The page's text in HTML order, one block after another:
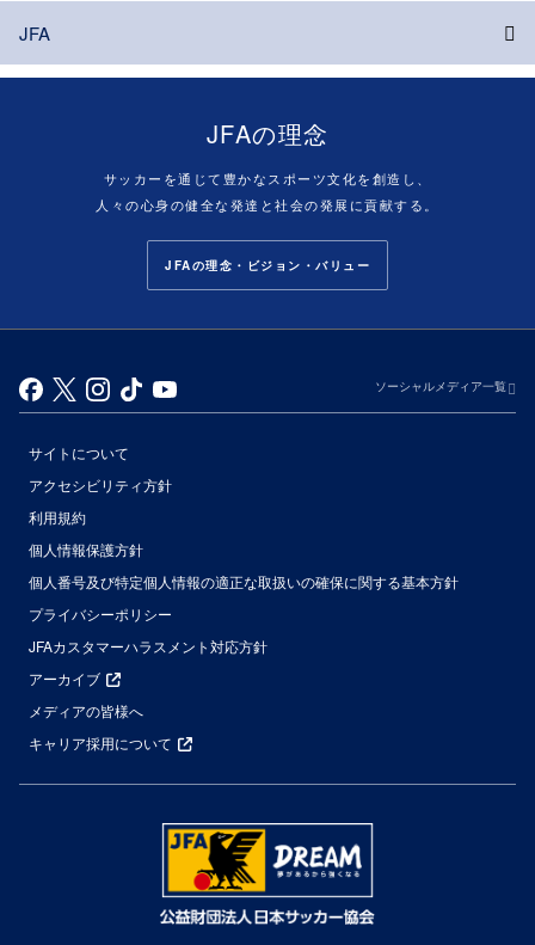
JFA
JFAの理念
サッカーを通じて豊かなスポーツ文化を創造し、
人々の心身の健全な発達と社会の発展に貢献する。
JFAの理念・ビジョン・バリュー
ソーシャルメディア一覧
サイトについて
アクセシビリティ方針
利用規約
個人情報保護方針
個人番号及び特定個人情報の適正な取扱いの確保に関する基本方針
プライバシーポリシー
JFAカスタマーハラスメント対応方針
アーカイブ
メディアの皆様へ
キャリア採用について